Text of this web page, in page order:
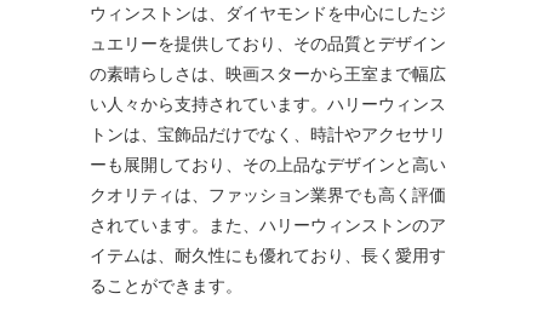
ウィンストンは、ダイヤモンドを中心にしたジ
ュエリーを提供しており、その品質とデザイン
の素晴らしさは、映画スターから王室まで幅広
い人々から支持されています。ハリーウィンス
トンは、宝飾品だけでなく、時計やアクセサリ
ーも展開しており、その上品なデザインと高い
クオリティは、ファッション業界でも高く評価
されています。また、ハリーウィンストンのア
イテムは、耐久性にも優れており、長く愛用す
ることができます。